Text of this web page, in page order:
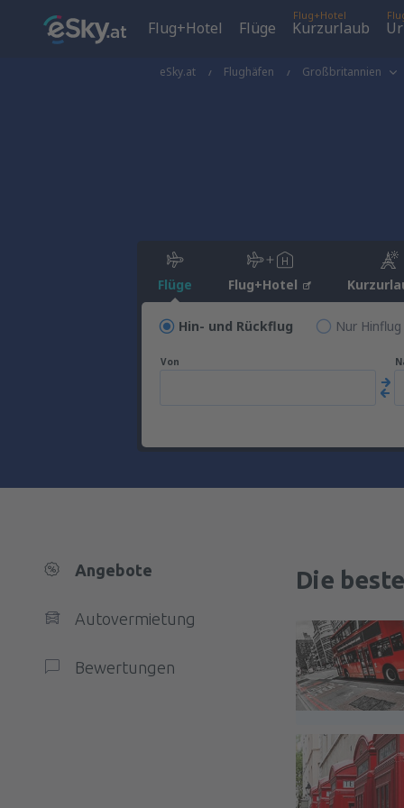
Flug+Hotel Flüge
Flug+Hotel
Kurzurlaub
eSky.at Flughäfen Großbritannien
Flüge Flug+Hotel
Hin- und Rückflug Nur Hinflug
Von
Angebote
Autovermietung
Bewertungen
Die